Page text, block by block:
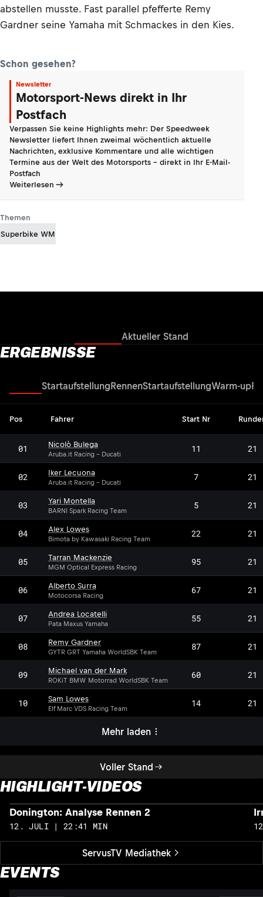
abstellen musste. Fast parallel pfefferte Remy
Gardner seine Yamaha mit Schmackes in den Kies.
Schon gesehen?
Newsletter
Motorsport-News direkt in Ihr
Postfach
Verpassen Sie keine Highlights mehr: Der Speedweek
Newsletter liefert Ihnen zweimal wöchentlich aktuelle
Nachrichten, exklusive Kommentare und alle wichtigen
Termine aus der Welt des Motorsports - direkt in Ihr E-Mail-
Postfach
Weiterlesen
Themen
Superbike WM
Aktueller Stand
ERGEBNISSE
Voller Stand
StartaufstellungRennenStartaufstellungWarm-up
Pos Fahrer Start Nr
01 Nicolò Bulega
Aruba.it Racing - Ducati 11 21
02 Iker Lecuona
Aruba.it Racing - Ducati 7 21
03 Yari Montella
BARNI Spark Racing Team 5 21
04 Alex Lowes
Bimota by Kawasaki Racing Team 22 21
05 Tarran Mackenzie
MGM Optical Express Racing 95 21
06 Alberto Surra
Motocorsa Racing 67 21
07 Andrea Locatelli
Pata Maxus Yamaha 55 21
08 Remy Gardner
GYTR GRT Yamaha WorldSBK Team 87 21
09 Michael van der Mark
ROKiT BMW Motorrad WorldSBK Team 60 21
10 Sam Lowes
Elf Marc VDS Racing Team 14 21
Mehr laden
HIGHLIGHT-VIDEOS
ServusTV Mediathek
Donington: Analyse Rennen 2
12. JULI | 22:41 MIN
EVENTS